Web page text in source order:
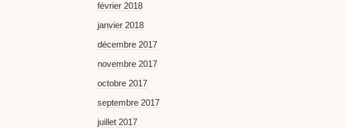
février 2018
janvier 2018
décembre 2017
novembre 2017
octobre 2017
septembre 2017
juillet 2017